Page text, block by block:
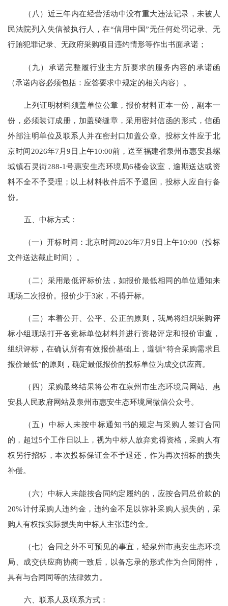
（ 八 ）近三年内在经营活动中没有重大违法记录 ，未被人
民法院列入失信被执行人 ，在“信用中国”无任何处罚记录、无
行贿犯罪记录、无政府采购项目违约情形等作出书面承诺；
（ 九）承诺完整履行业主方所要求的服务内容的承诺函
（承诺内容必须包括：应答要求中规定的相关内容）。
上列证明材料须盖单位公章，报价材料正本一份 ， 副本一
份，必须装订成册，加盖骑缝章，采用密封信函的形式，信函
外部注明单位及联系人并在密封口加盖公章。投标文件应于北
京时间2026年7 月9日上午10:00前，送至福建省泉州市惠安县螺
城镇石灵街288-1号惠安生态环境局6楼会议室 ，逾期送达或资
料不全不予受理 ；以上材料收件后不予退回，投标人应自行备
份。
五、中标方式：
（一）开标时间：北京时间2026年7月9 日上午10:00 （投标
文件送达截止时间）。
（二） 采用最低评标价法，如报价最低相同的单位通知来
现场二次报价。报价少于3家，不得开标。
（ 三）本着公开、公平、公正的原则，我局将组织采购评
标小组现场打开各竞标单位材料并进行资格评定和报价审查，
组织评标，在确认所有有效报价基础上，遵循“符合采购需求且
报价最低”的原则，确定最低报价的投标单位为成交供应商。
（ 四）采购最终结果将公布在泉州市生态环境局网站 、惠
安县人民政府网站及泉州市惠安生态环境局微信公众号。
（五 ） 中标人未按中标通知书的规定与采购人签订合同
的，超过5个工作日以上，视为中标人放弃竞得资格，采购人有
权另行招标，本次投标保证金不予退还，作为再次招标的损失
补偿。
（六）中标人未能按合同约定履约的，应按合同总价款的
20%计付采购人违约金，违约金不足以弥补采购人损失的，采
购人有权按实际损失向中标人主张违约金。
（七） 合同之外不可预见的事宜，经泉州市惠安生态环境
局、成交供应商协商一致后，以备忘录的形式作为合同附件，
具有与合同同等的法律效力。
六、联系人及联系方式 ：